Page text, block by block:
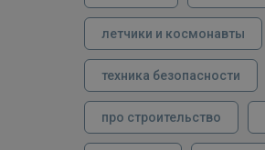
летчики и космонавты
техника безопасности
про строительство